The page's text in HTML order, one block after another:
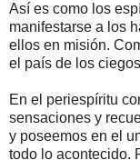
Así es como los
manifestarse a los
ellos en misión.
el país de los
En el periespíritu
sensaciones y
y poseemos en el
todo lo acontecido.